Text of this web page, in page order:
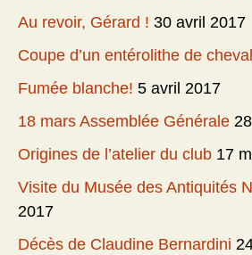
Au revoir, Gérard ! 30 avril 2017
Coupe d’un entérolithe de cheval
Fumée blanche! 5 avril 2017
18 mars Assemblée Générale
Origines de l’atelier du club 17
Visite du Musée des Antiquités
2017
Décès de Claudine Bernardini